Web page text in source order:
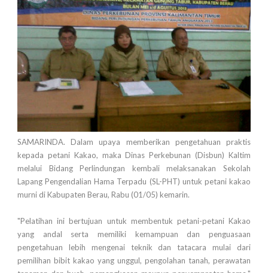
SAMARINDA. Dalam upaya memberikan pengetahuan praktis
kepada petani Kakao, maka Dinas Perkebunan (Disbun) Kaltim
melalui Bidang Perlindungan kembali melaksanakan Sekolah
Lapang Pengendalian Hama Terpadu (SL-PHT) untuk petani kakao
murni di Kabupaten Berau, Rabu (01/05) kemarin.
"Pelatihan ini bertujuan untuk membentuk petani-petani Kakao
yang andal serta memiliki kemampuan dan penguasaan
pengetahuan lebih mengenai teknik dan tatacara mulai dari
pemilihan bibit kakao yang unggul, pengolahan tanah, perawatan